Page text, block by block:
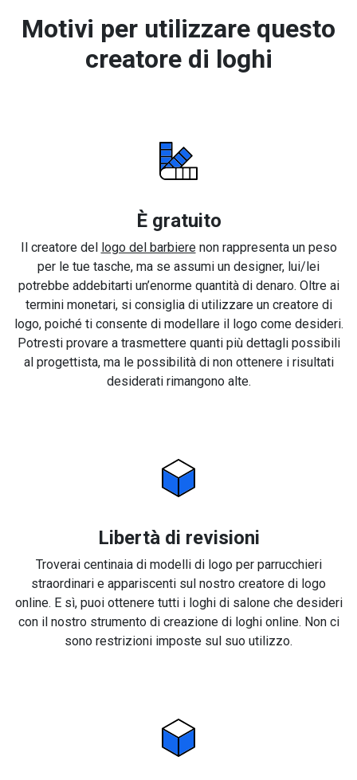
Motivi per utilizzare questo
creatore di loghi
È gratuito
Il creatore del logo del barbierenon rappresenta un peso
per le tue tasche, ma se assumi un designer, lui/lei
potrebbe addebitarti un’enorme quantità di denaro. Oltre ai
termini monetari, si consiglia di utilizzare un creatore di
logo, poiché ti consente di modellare il logo come desideri.
Potresti provare a trasmettere quanti più dettagli possibili
al progettista, ma le possibilità di non ottenere i risultati
desiderati rimangono alte.
Libertà di revisioni
Troverai centinaia di modelli di logo per parrucchieri
straordinari e appariscenti sul nostro creatore di logo
online. E sì, puoi ottenere tutti i loghi di salone che desideri
con il nostro strumento di creazione di loghi online. Non ci
sono restrizioni imposte sul suo utilizzo.